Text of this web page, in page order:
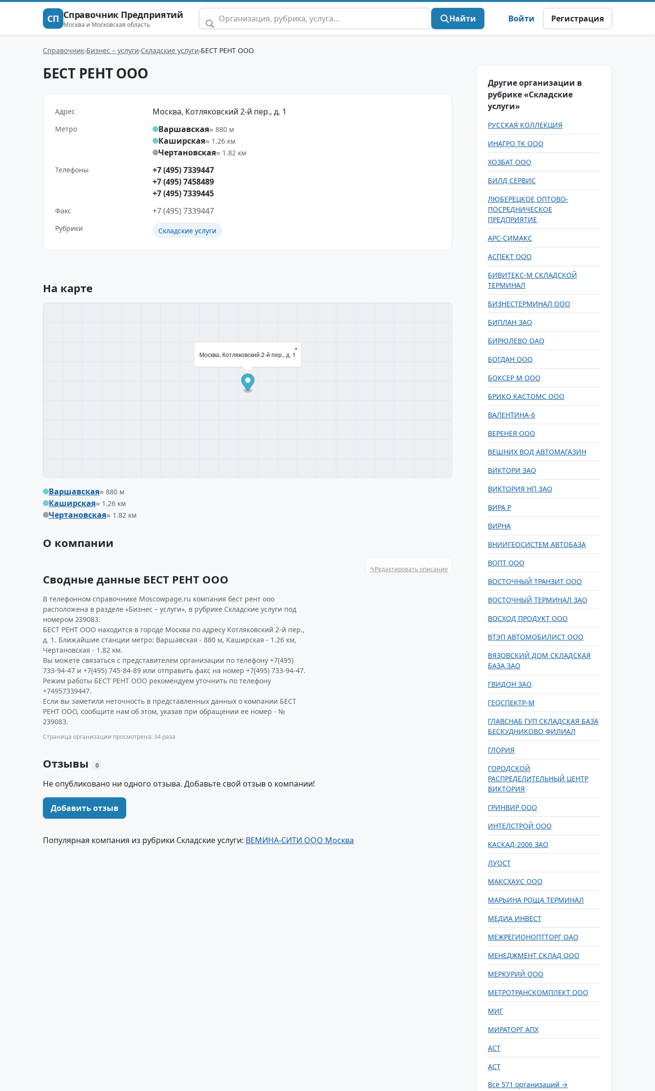
СП Справочник Предприятий
Москва и Московская область
Найти Войти Регистрация
Справочник Бизнес – услуги Складские услуги БЕСТ РЕНТ ООО
БЕСТ РЕНТ ООО
Адрес Москва, Котляковский 2-й пер., д. 1
Метро Варшавская≈ 880 м
Каширская≈ 1.26 км
Чертановская≈ 1.82 км
Телефоны
+7 (495) 7339447
+7 (495) 7458489
+7 (495) 7339445
Факс +7 (495) 7339447
Рубрики Складские услуги
На карте
Москва, Котляковский 2-й пер., д. 1
×
Варшавская≈ 880 м
Каширская≈ 1.26 км
Чертановская≈ 1.82 км
О компании
✎Редактировать описание
Сводные данные БЕСТ РЕНТ ООО
В телефонном справочнике Moscowpage.ru компания бест рент ооо
расположена в разделе «Бизнес – услуги», в рубрике Складские услуги под
номером 239083.
БЕСТ РЕНТ ООО находится в городе Москва по адресу Котляковский 2-й пер.,
д. 1. Ближайшие станции метро: Варшавская - 880 м, Каширская - 1.26 км,
Чертановская - 1.82 км.
Вы можете связаться с представителем организации по телефону +7(495)
733-94-47 и +7(495) 745-84-89 или отправить факс на номер +7(495) 733-94-47.
Режим работы БЕСТ РЕНТ ООО рекомендуем уточнить по телефону
+74957339447.
Если вы заметили неточность в представленных данных о компании БЕСТ
РЕНТ ООО, сообщите нам об этом, указав при обращении ее номер - №
239083.
Страница организации просмотрена: 34 раза
Отзывы 0
Не опубликовано ни одного отзыва. Добавьте свой отзыв о компании!
Добавить отзыв
Популярная компания из рубрики Складские услуги: ВЕМИНА-СИТИ ООО Москва
Другие организации в
рубрике «Складские
услуги»
РУССКАЯ КОЛЛЕКЦИЯ
ИНАГРО ТК ООО
ХОЗБАТ ООО
БИЛД СЕРВИС
ЛЮБЕРЕЦКОЕ ОПТОВО-
ПОСРЕДНИЧЕСКОЕ
ПРЕДПРИЯТИЕ
АРС-СИМАКС
АСПЕКТ ООО
БИВИТЕКС-М СКЛАДСКОЙ
ТЕРМИНАЛ
БИЗНЕСТЕРМИНАЛ ООО
БИПЛАН ЗАО
БИРЮЛЕВО ОАО
БОГДАН ООО
БОКСЕР М ООО
БРИКО КАСТОМС ООО
ВАЛЕНТИНА-6
ВЕРЕНЕЯ ООО
ВЕШНИХ ВОД АВТОМАГАЗИН
ВИКТОРИ ЗАО
ВИКТОРИЯ НП ЗАО
ВИРА Р
ВИРНА
ВНИИГЕОСИСТЕМ АВТОБАЗА
ВОПТ ООО
ВОСТОЧНЫЙ ТРАНЗИТ ООО
ВОСТОЧНЫЙ ТЕРМИНАЛ ЗАО
ВОСХОД ПРОДУКТ ООО
ВТЭП АВТОМОБИЛИСТ ООО
ВЯЗОВСКИЙ ДОМ СКЛАДСКАЯ
БАЗА ЗАО
ГВИДОН ЗАО
ГЕОСПЕКТР-М
ГЛАВСНАБ ГУП СКЛАДСКАЯ БАЗА
БЕСКУДНИКОВО ФИЛИАЛ
ГЛОРИЯ
ГОРОДСКОЙ
РАСПРЕДЕЛИТЕЛЬНЫЙ ЦЕНТР
ВИКТОРИЯ
ГРИНВИР ООО
ИНТЕЛСТРОЙ ООО
КАСКАД-2006 ЗАО
ЛУОСТ
МАКСХАУС ООО
МАРЬИНА РОЩА ТЕРМИНАЛ
МЕДИА ИНВЕСТ
МЕЖРЕГИОНОПТТОРГ ОАО
МЕНЕДЖМЕНТ СКЛАД ООО
МЕРКУРИЙ ООО
МЕТРОТРАНСКОМПЛЕКТ ООО
МИГ
МИРАТОРГ АПХ
АСТ
АСТ
Все 571 организаций →